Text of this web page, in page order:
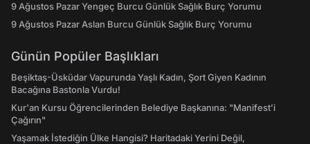
9 Ağustos Pazar Yengeç Burcu Günlük Sağlık Burç Yorumu
9 Ağustos Pazar Aslan Burcu Günlük Sağlık Burç Yorumu
Günün Popüler Başlıkları
Beşiktaş-Üsküdar Vapurunda Yaşlı Kadın, Şort Giyen Kadının
Bacağına Bastonla Vurdu!
Kur'an Kursu Öğrencilerinden Belediye Başkanına: "Manifest’i
Çağırın"
Yaşamak İstediğin Ülke Hangisi? Haritadaki Yerini Değil,